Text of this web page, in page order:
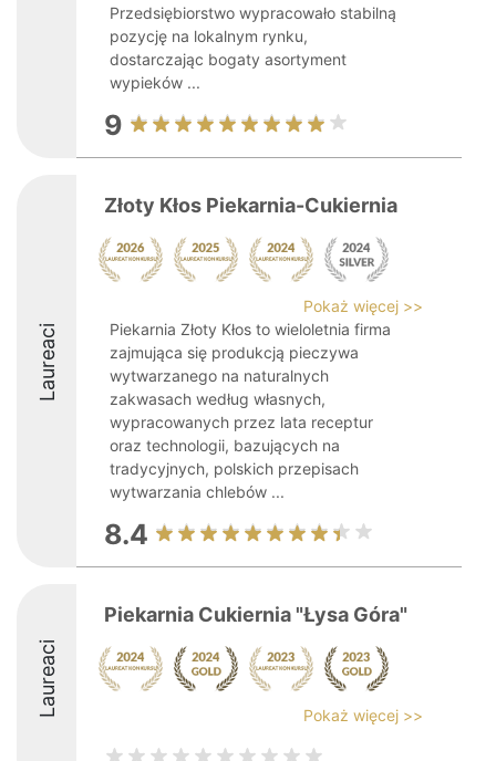
Przedsiębiorstwo wypracowało stabilną
pozycję na lokalnym rynku,
dostarczając bogaty asortyment
wypieków ...
9
Laureaci
Złoty Kłos Piekarnia-Cukiernia
Pokaż więcej >>
Piekarnia Złoty Kłos to wieloletnia firma
zajmująca się produkcją pieczywa
wytwarzanego na naturalnych
zakwasach według własnych,
wypracowanych przez lata receptur
oraz technologii, bazujących na
tradycyjnych, polskich przepisach
wytwarzania chlebów ...
8.4
Laureaci
Piekarnia Cukiernia "Łysa Góra"
Pokaż więcej >>